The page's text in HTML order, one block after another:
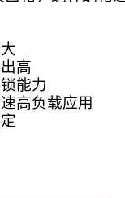
高
能力
高负载应用